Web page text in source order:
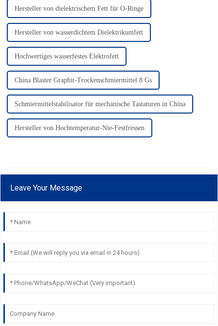
Hersteller von dielektrischem Fett für O-Ringe
Hersteller von wasserdichtem Dielektrikumfett
Hochwertiges wasserfestes Elektrofett
China Blaster Graphit-Trockenschmiermittel 8 Gs
Schmiermittelstabilisator für mechanische Tastaturen in China
Hersteller von Hochtemperatur-Nie-Festfressen
Leave Your Message